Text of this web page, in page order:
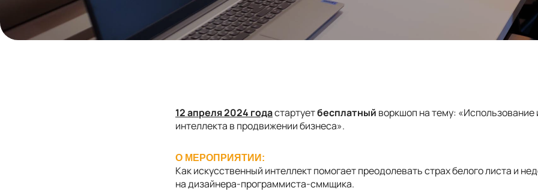
12 апреля 2024 годастартуетбесплатный воркшоп на тему: «Использование
интеллекта в продвижении бизнеса».
О МЕРОПРИЯТИИ:
Как искусственный интеллект помогает преодолевать страх белого листа и
на дизайнера-программиста-сммщика.